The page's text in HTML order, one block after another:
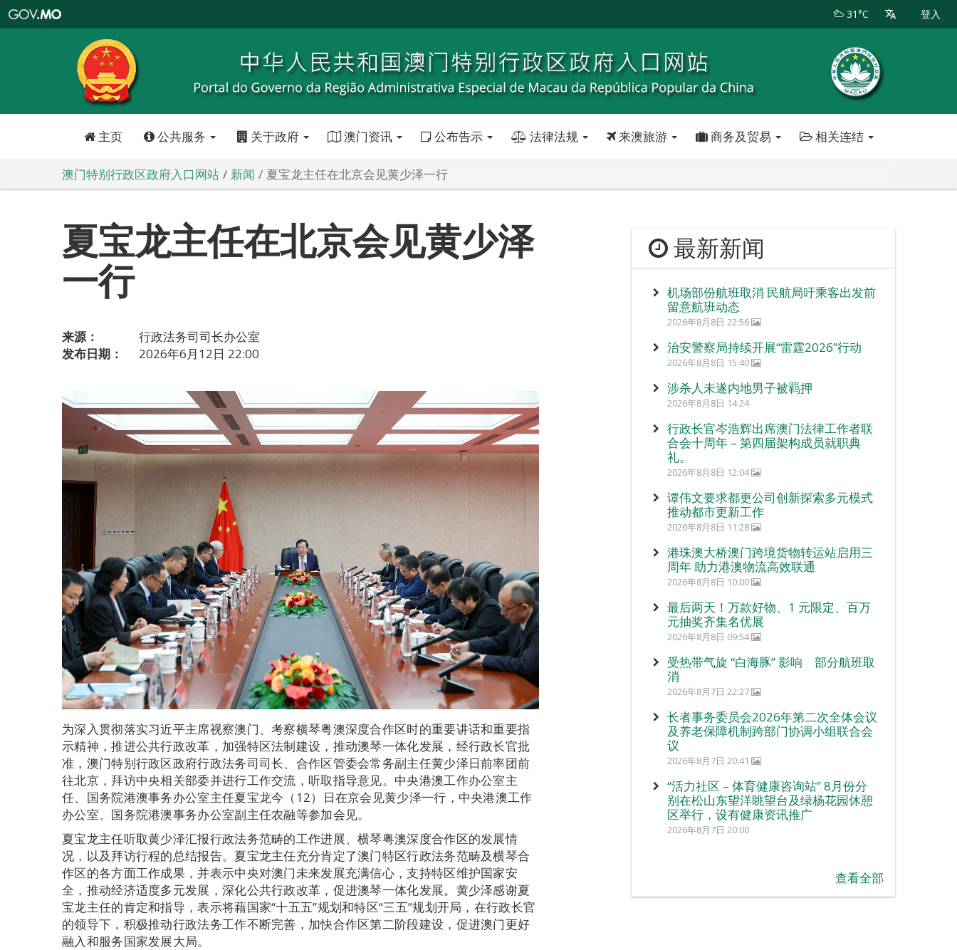
特
政
区
政
口
31°C 登入
主页 公共服务 关于政府 澳门资讯 公布告示 法律法规 来澳旅游 商务及贸易 相关连结
澳门特别行政区政府入口网站 新闻 夏宝龙主任在北京会见黄少泽一行
夏宝龙主任在北京会见黄少泽
一行
来源：
行政法务司司长办公室
发布日期：
2026年6月12日 22:00
为深入贯彻落实习近平主席视察澳门、考察横琴粤澳深度合作区时的重要讲话和重要指
示精神，推进公共行政改革，加强特区法制建设，推动澳琴一体化发展，经行政长官批
准，澳门特别行政区政府行政法务司司长、合作区管委会常务副主任黄少泽日前率团前
往北京，拜访中央相关部委并进行工作交流，听取指导意见。中央港澳工作办公室主
任、国务院港澳事务办公室主任夏宝龙今（12）日在京会见黄少泽一行，中央港澳工作
办公室、国务院港澳事务办公室副主任农融等参加会见。
夏宝龙主任听取黄少泽汇报行政法务范畴的工作进展、横琴粤澳深度合作区的发展情
况，以及拜访行程的总结报告。夏宝龙主任充分肯定了澳门特区行政法务范畴及横琴合
作区的各方面工作成果，并表示中央对澳门未来发展充满信心，支持特区维护国家安
全，推动经济适度多元发展，深化公共行政改革，促进澳琴一体化发展。黄少泽感谢夏
宝龙主任的肯定和指导，表示将藉国家“十五五”规划和特区“三五”规划开局，在行政长官
的领导下，积极推动行政法务工作不断完善，加快合作区第二阶段建设，促进澳门更好
融入和服务国家发展大局。
最新新闻
机场部份航班取消 民航局吁乘客出发前
留意航班动态
2026年8月8日 22:56
治安警察局持续开展“雷霆2026”行动
2026年8月8日 15:40
涉杀人未遂内地男子被羁押
2026年8月8日 14:24
行政长官岑浩辉出席澳门法律工作者联
合会十周年 – 第四届架构成员就职典
礼。
2026年8月8日 12:04
谭伟文要求都更公司创新探索多元模式
推动都市更新工作
2026年8月8日 11:28
港珠澳大桥澳门跨境货物转运站启用三
周年 助力港澳物流高效联通
2026年8月8日 10:00
最后两天！万款好物、1 元限定、百万
元抽奖齐集名优展
2026年8月8日 09:54
受热带气旋 “白海豚” 影响 部分航班取
消
2026年8月7日 22:27
长者事务委员会2026年第二次全体会议
及养老保障机制跨部门协调小组联合会
议
2026年8月7日 20:41
“活力社区 – 体育健康咨询站” 8月份分
别在松山东望洋眺望台及绿杨花园休憩
区举行，设有健康资讯推广
2026年8月7日 20:00
查看全部